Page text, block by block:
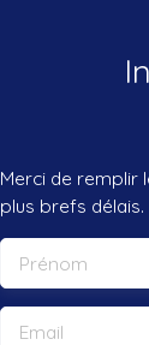
Merci de remplir
plus brefs délais.
Prénom
Email